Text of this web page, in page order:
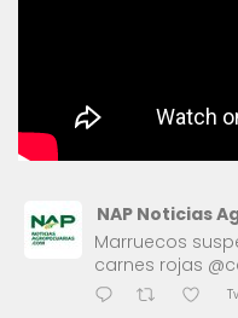
NAP Noticias
Marruecos
carnes rojas